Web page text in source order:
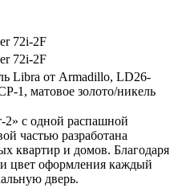
72i-2F
72i-2F
Libra от Armadillo, LD26-
1, матовое золото/никель
2» с одной распашной
частью разработана
квартир и домов. Благодаря
цвет оформления каждый
дверь.